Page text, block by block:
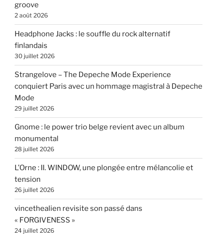
groove
2 août 2026
Headphone Jacks : le souffle du rock alternatif
finlandais
30 juillet 2026
Strangelove – The Depeche Mode Experience
conquiert Paris avec un hommage magistral à Depeche
Mode
29 juillet 2026
Gnome : le power trio belge revient avec un album
monumental
28 juillet 2026
L’Orne : II. WINDOW, une plongée entre mélancolie et
tension
26 juillet 2026
vincethealien revisite son passé dans
« FORGIVENESS »
24 juillet 2026